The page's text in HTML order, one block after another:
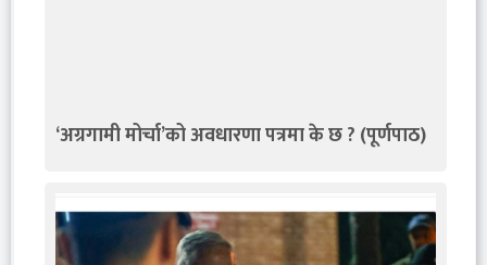
‘अग्रगामी मोर्चा’को अवधारणा पत्रमा के छ ? (पूर्णपाठ)